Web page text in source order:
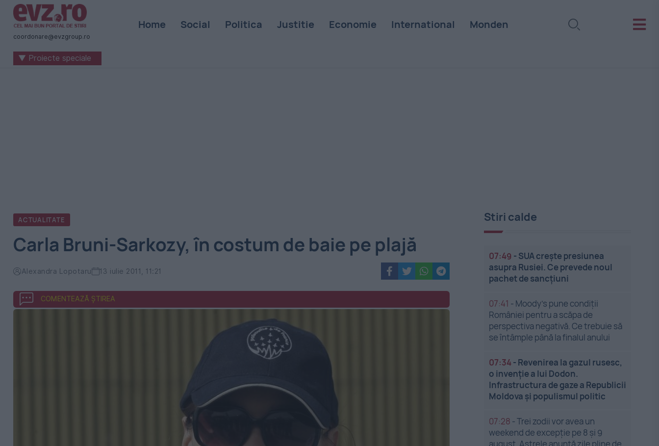
Știri
naționale
internaționale
coordonare@evzgroup.ro
Home Social Politica Justitie Economie International Monden
▼ Proiecte speciale
ACTUALITATE
Carla Bruni-Sarkozy, în costum de baie pe plajă
Alexandra Lopotaru 13 iulie 2011, 11:21
COMENTEAZĂ ȘTIREA
Stiri calde
07:49 - SUA crește presiunea
asupra Rusiei. Ce prevede noul
pachet de sancțiuni
07:41 - Moody’s pune condiții
României pentru a scăpa de
perspectiva negativă. Ce trebuie să
se întâmple până la finalul anului
07:34- Revenirea la gazul rusesc,
o invenție a lui Dodon.
Infrastructura de gaze a Republicii
Moldova și populismul politic
07:28 -Trei zodii vor avea un
weekend de excepție pe 8 și 9